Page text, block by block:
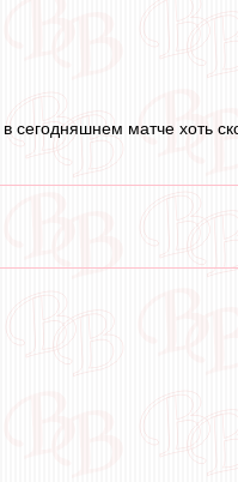
сегодняшнем матче хоть